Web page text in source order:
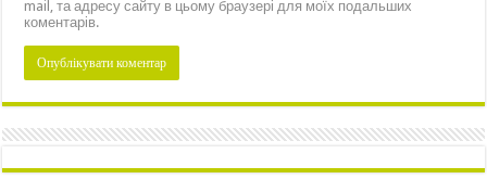
mail, та адресу сайту в цьому браузері для моїх подальших
коментарів.